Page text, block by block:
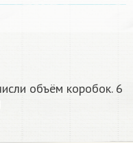
объём коробок. 6